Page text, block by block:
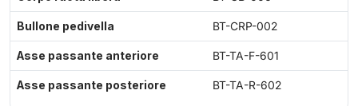
Bullone pedivella BT-CRP-002
Asse passante anteriore BT-TA-F-601
Asse passante posteriore BT-TA-R-602